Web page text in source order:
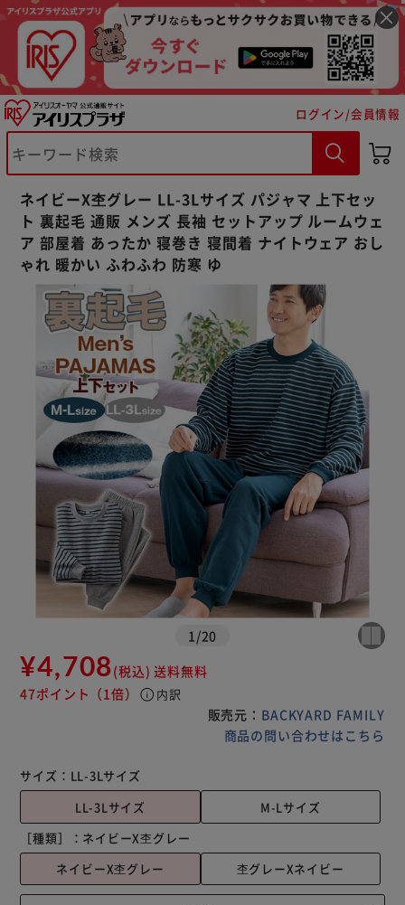
ログイン/会員情報
ネイビーX杢グレー LL-3Lサイズ パジャマ 上下セッ
ト 裏起毛 通販 メンズ 長袖 セットアップ ルームウェ
ア 部屋着 あったか 寝巻き 寝間着 ナイトウェア おし
ゃれ 暖かい ふわふわ 防寒 ゆ
1 /20
¥4,708(税込) 送料無料
47ポイント （1倍） info 内訳
販売元： BACKYARD FAMILY
商品の問い合わせはこちら
サイズ： LL-3Lサイズ
LL-3Lサイズ
M-Lサイズ
［種類］： ネイビーX杢グレー
ネイビーX杢グレー
杢グレーXネイビー
※ご確認ください
カートに入れる 購入手続きへ